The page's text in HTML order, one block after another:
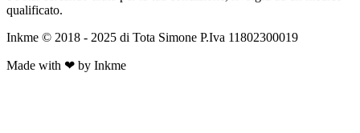
qualificato.
Inkme © 2018 - 2025 di Tota Simone P.Iva 11802300019
Made with ❤ by Inkme